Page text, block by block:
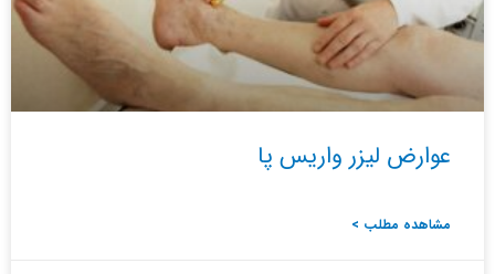
عوارض لیزر واریس پا
مشاهده مطلب >